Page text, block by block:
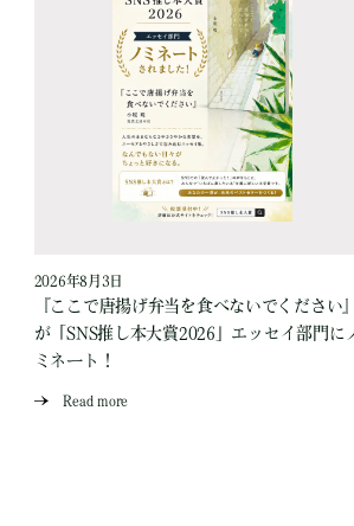
2026年8月3日
『ここで唐揚げ弁当を食べないでください』
が「SNS推し本大賞2026」エッセイ部門に
ミネート！
Read more